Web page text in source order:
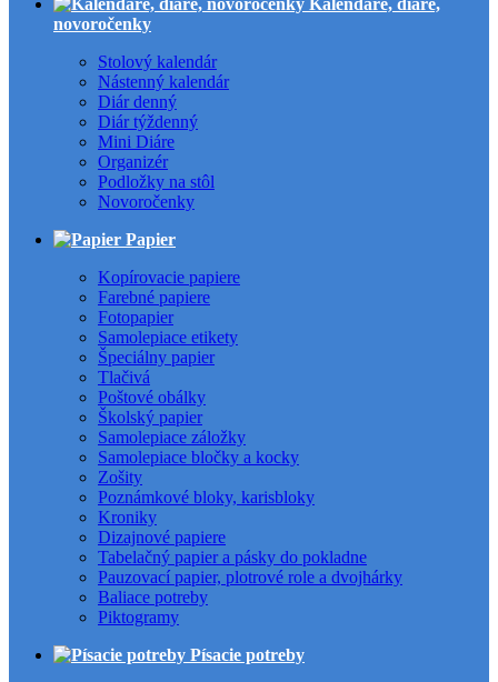
Kalendáre, diáre,
novoročenky
Stolový kalendár
Nástenný kalendár
Diár denný
Diár týždenný
Mini Diáre
Organizér
Podložky na stôl
Novoročenky
Papier
Kopírovacie papiere
Farebné papiere
Fotopapier
Samolepiace etikety
Špeciálny papier
Tlačivá
Poštové obálky
Školský papier
Samolepiace záložky
Samolepiace bločky a kocky
Zošity
Poznámkové bloky, karisbloky
Kroniky
Dizajnové papiere
Tabelačný papier a pásky do pokladne
Pauzovací papier, plotrové role a dvojhárky
Baliace potreby
Piktogramy
Písacie potreby